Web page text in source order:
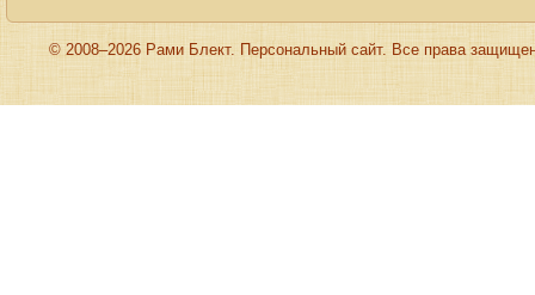
© 2008–2026 Рами Блект. Персональный сайт. Все права